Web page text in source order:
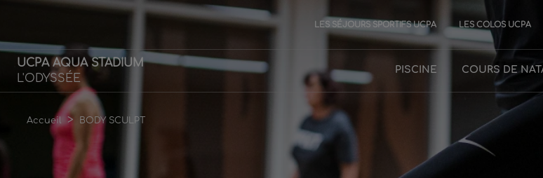
LES SÉJOURS SPORTIFS UCPA LES COLOS UCPA
UCPA AQUA STADIUM
L'ODYSSÉE
PISCINE COURS DE
Accueil > BODY SCULPT